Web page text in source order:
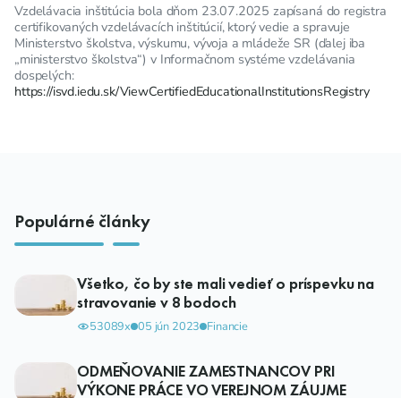
Vzdelávacia inštitúcia bola dňom 23.07.2025 zapísaná do registra
certifikovaných vzdelávacích inštitúcií, ktorý vedie a spravuje
Ministerstvo školstva, výskumu, vývoja a mládeže SR (ďalej iba
„ministerstvo školstva“) v Informačnom systéme vzdelávania
dospelých:
https://isvd.iedu.sk/ViewCertifiedEducationalInstitutionsRegistry
Populárné články
Všetko, čo by ste mali vedieť o príspevku na
stravovanie v 8 bodoch
53089x 05 jún 2023 Financie
ODMEŇOVANIE ZAMESTNANCOV PRI
VÝKONE PRÁCE VO VEREJNOM ZÁUJME